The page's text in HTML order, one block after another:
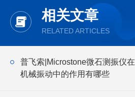
相关文章
RELATED ARTICLES
普飞索|Microstone微石测振仪在
机械振动中的作用有哪些